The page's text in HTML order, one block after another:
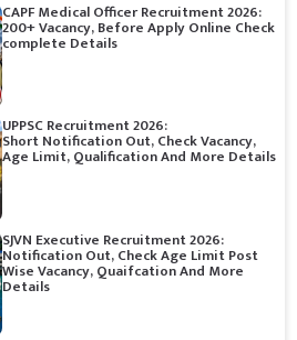
CAPF Medical Officer Recruitment 2026:
200+ Vacancy, Before Apply Online Check
complete Details
UPPSC Recruitment 2026:
Short Notification Out, Check Vacancy,
Age Limit, Qualification And More Details
SJVN Executive Recruitment 2026:
Notification Out, Check Age Limit Post
Wise Vacancy, Quaifcation And More
Details